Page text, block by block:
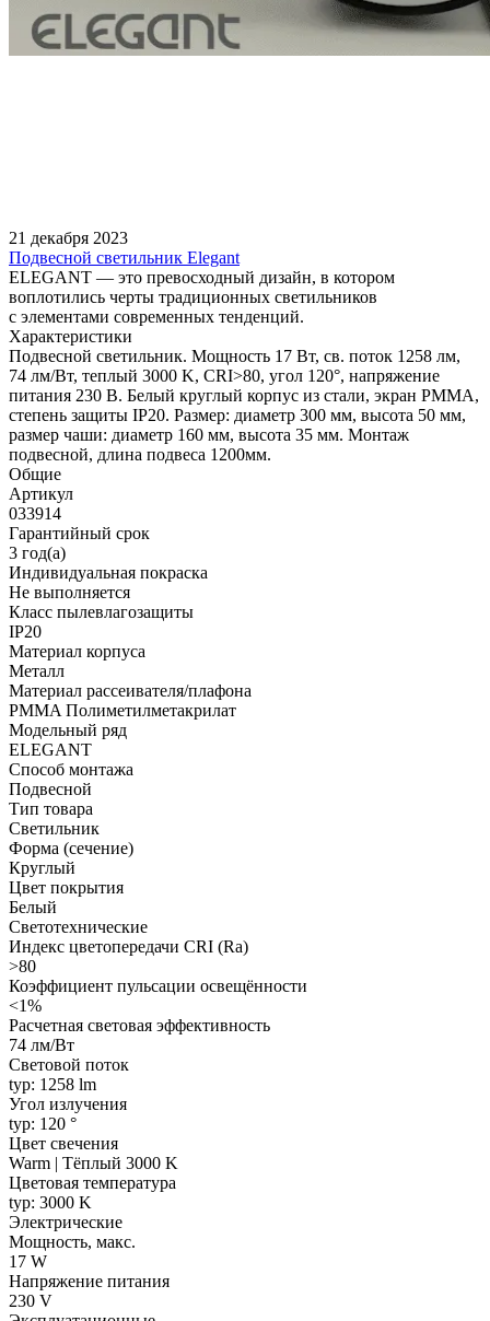
21 декабря 2023
Подвесной светильник Elegant
ELEGANT — это превосходный дизайн, в котором
воплотились черты традиционных светильников
с элементами современных тенденций.
Характеристики
Подвесной светильник. Мощность 17 Вт, св. поток 1258 лм,
74 лм/Вт, теплый 3000 K, CRI>80, угол 120°, напряжение
питания 230 В. Белый круглый корпус из стали, экран PMMA,
степень защиты IP20. Размер: диаметр 300 мм, высота 50 мм,
размер чаши: диаметр 160 мм, высота 35 мм. Монтаж
подвесной, длина подвеса 1200мм.
Общие
Артикул
033914
Гарантийный срок
3 год(а)
Индивидуальная покраска
Не выполняется
Класс пылевлагозащиты
IP20
Материал корпуса
Металл
Материал рассеивателя/плафона
PMMA Полиметилметакрилат
Модельный ряд
ELEGANT
Способ монтажа
Подвесной
Тип товара
Светильник
Форма (сечение)
Круглый
Цвет покрытия
Белый
Светотехнические
Индекс цветопередачи CRI (Ra)
>80
Коэффициент пульсации освещённости
<1%
Расчетная световая эффективность
74 лм/Вт
Световой поток
typ: 1258 lm
Угол излучения
typ: 120 °
Цвет свечения
Warm | Тёплый 3000 K
Цветовая температура
typ: 3000 K
Электрические
Мощность, макс.
17 W
Напряжение питания
230 V